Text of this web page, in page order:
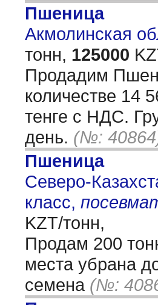
Пшеница
Акмолинская
тонн, 125000
Продадим
количестве 14
тенге с НДС.
день. (№:
Пшеница
Северо-
класс,
KZT/тонн,
Продам 200
места убрана
семена (№: